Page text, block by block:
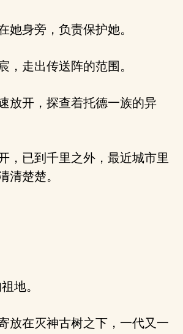
身旁，负责保护她。
走出传送阵的范围。
放开，探查着托德一族的异
，已到千里之外，最近城市里
清楚楚。
地。
放在灭神古树之下，一代又一